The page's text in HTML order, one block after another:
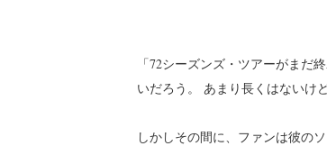
「72シーズンズ・ツアーがまだ
いだろう。 あまり長くはないけ
しかしその間に、ファンは彼の